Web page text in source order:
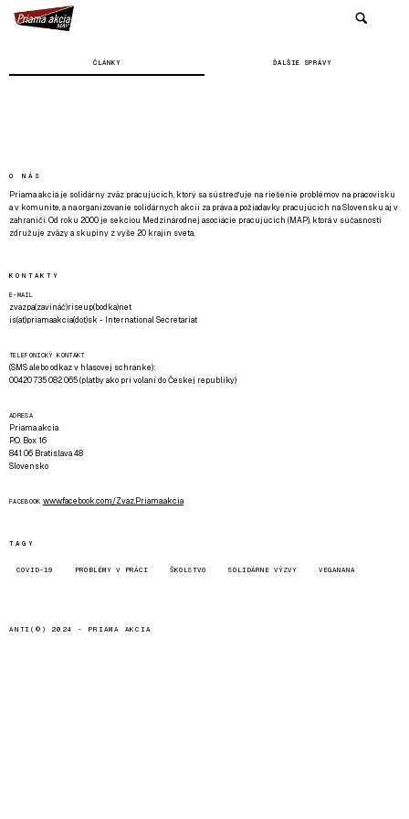
ČLÁNKY ĎALŠIE SPRÁVY
O NÁS
Priama akcia je solidárny zväz pracujúcich, ktorý sa sústreďuje na riešenie problémov na pracovisku
a v komunite, a na organizovanie solidárnych akcií za práva a požiadavky pracujúcich na Slovensku aj v
zahraničí. Od roku 2000 je sekciou Medzinárodnej asociácie pracujúcich (MAP), ktorá v súčasnosti
združuje zväzy a skupiny z vyše 20 krajín sveta.
KONTAKTY
E-MAIL
zvazpa(zavináč)riseup(bodka)net
is(at)priamaakcia(dot)sk - International Secretariat
TELEFONICKÝ KONTAKT
(SMS alebo odkaz v hlasovej schránke):
00420 735 082 065 (platby ako pri volaní do Českej republiky)
ADRESA
Priama akcia
P.O. Box 16
841 06 Bratislava 48
Slovensko
FACEBOOK www.facebook.com/Zvaz.Priama.akcia
TAGY
COVID-19 PROBLÉMY V PRÁCI ŠKOLSTVO SOLIDÁRNE VÝZVY VEGANANA
ANTI(©) 2024 - PRIAMA AKCIA